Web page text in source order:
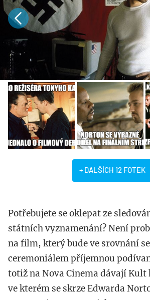
+ DALŠÍCH 12 FOTEK
Potřebujete se oklepat ze
státních vyznamenání? Není
na film, který bude ve srovnání
ceremoniálem příjemnou
totiž na Nova Cinema dávají Kult
ve kterém se skrze Edwarda